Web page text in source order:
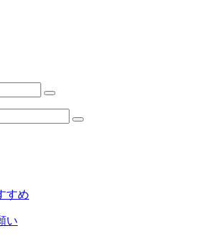
すめ
い